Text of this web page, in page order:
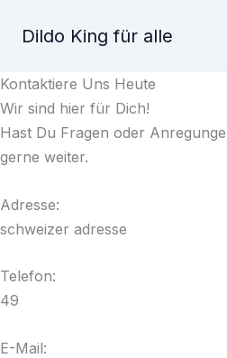
InhaltDildo King für alle
Kontaktiere Uns Heute
Wir sind hier für Dich!
Hast Du Fragen oder
gerne weiter.
Adresse:
schweizer adresse
Telefon:
49
E-Mail: